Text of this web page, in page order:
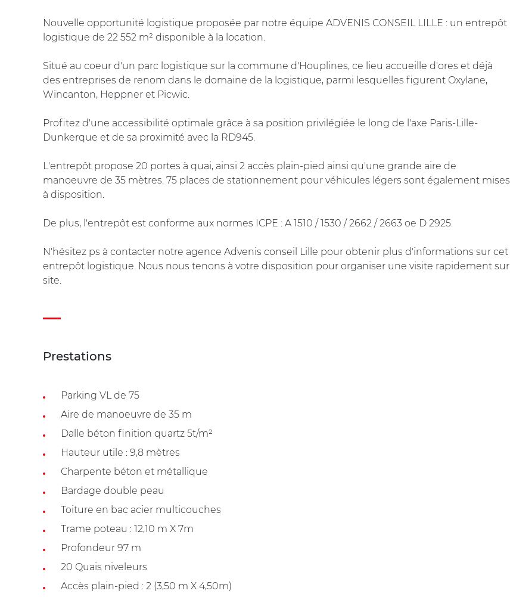
Nouvelle opportunité logistique proposée par notre équipe ADVENIS CONSEIL LILLE : un entrepôt
logistique de 22 552 m² disponible à la location.
Situé au coeur d'un parc logistique sur la commune d'Houplines, ce lieu accueille d'ores et déjà
des entreprises de renom dans le domaine de la logistique, parmi lesquelles figurent Oxylane,
Wincanton, Heppner et Picwic.
Profitez d'une accessibilité optimale grâce à sa position privilégiée le long de l'axe Paris-Lille-
Dunkerque et de sa proximité avec la RD945.
L'entrepôt propose 20 portes à quai, ainsi 2 accès plain-pied ainsi qu'une grande aire de
manoeuvre de 35 mètres. 75 places de stationnement pour véhicules légers sont également mises
à disposition.
De plus, l'entrepôt est conforme aux normes ICPE : A 1510 / 1530 / 2662 / 2663 oe D 2925.
N'hésitez ps à contacter notre agence Advenis conseil Lille pour obtenir plus d'informations sur cet
entrepôt logistique. Nous nous tenons à votre disposition pour organiser une visite rapidement sur
site.
Prestations
Parking VL de 75
Aire de manoeuvre de 35 m
Dalle béton finition quartz 5t/m²
Hauteur utile : 9,8 mètres
Charpente béton et métallique
Bardage double peau
Toiture en bac acier multicouches
Trame poteau : 12,10 m X 7m
Profondeur 97 m
20 Quais niveleurs
Accès plain-pied : 2 (3,50 m X 4,50m)